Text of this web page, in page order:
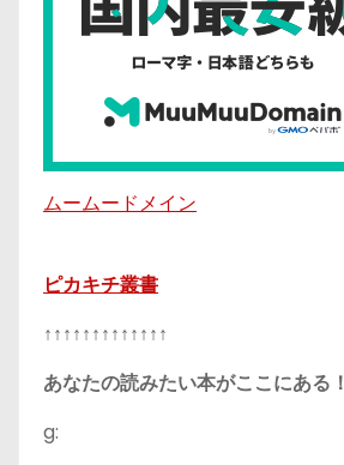
ムームードメイン
ピカキチ叢書
↑↑↑↑↑↑↑↑↑↑↑↑↑
あなたの読みたい本がここにある！
g: